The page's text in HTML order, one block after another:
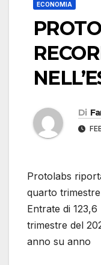
ECONOMIA
Di
Protolabs
quarto
Entrate di
trimestre del
anno su anno